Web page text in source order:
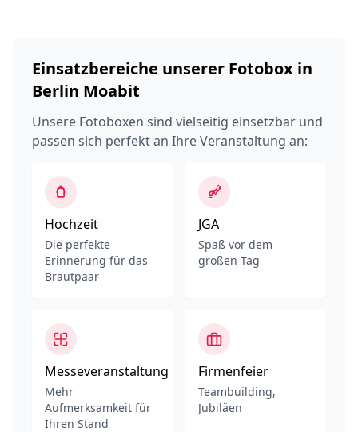
Einsatzbereiche unserer Fotobox in
Berlin Moabit
Unsere Fotoboxen sind vielseitig einsetzbar und
passen sich perfekt an Ihre Veranstaltung an:
Hochzeit
Die perfekte
Erinnerung für das
Brautpaar
JGA
Spaß vor dem
großen Tag
Messeveranstaltung
Mehr
Aufmerksamkeit für
Ihren Stand
Firmenfeier
Teambuilding,
Jubiläen